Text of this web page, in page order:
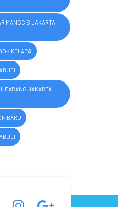
MANGGIS JAKARTA
KELAPA
PARANG JAKARTA
BARU